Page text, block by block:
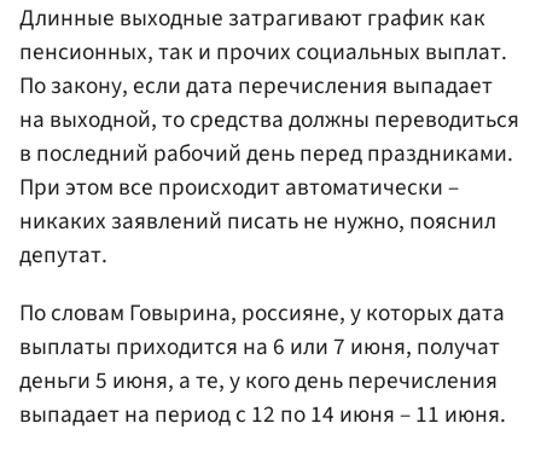
Длинные выходные затрагивают график как
пенсионных, так и прочих социальных выплат.
По закону, если дата перечисления выпадает
на выходной, то средства должны переводиться
в последний рабочий день перед праздниками.
При этом все происходит автоматически –
никаких заявлений писать не нужно, пояснил
депутат.
По словам Говырина, россияне, у которых дата
выплаты приходится на 6 или 7 июня, получат
деньги 5 июня, а те, у кого день перечисления
выпадает на период с 12 по 14 июня – 11 июня.